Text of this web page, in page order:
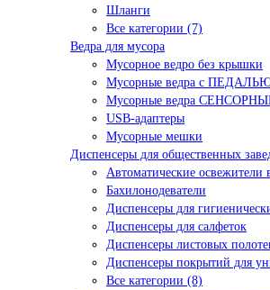
Шланги
Все категории (7)
Ведра для мусора
Мусорное ведро без крышки
Мусорные ведра с
Мусорные ведра
USB-адаптеры
Мусорные мешки
Диспенсеры для общественных
Автоматические освежители
Бахилонодеватели
Диспенсеры для
Диспенсеры для салфеток
Диспенсеры листовых
Диспенсеры покрытий для
Все категории (8)